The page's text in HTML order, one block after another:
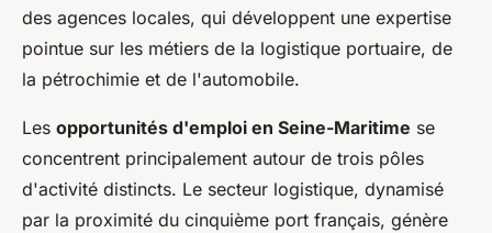
des agences locales, qui développent une expertise
pointue sur les métiers de la logistique portuaire, de
la pétrochimie et de l'automobile.
Les opportunités d'emploi en Seine-Maritime se
concentrent principalement autour de trois pôles
d'activité distincts. Le secteur logistique, dynamisé
par la proximité du cinquième port français, génère